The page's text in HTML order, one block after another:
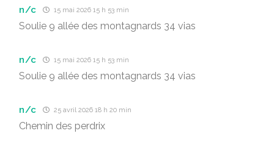
n/c 15 mai 2026 15 h 53 min
Soulie 9 allée des montagnards 34 vias
n/c 15 mai 2026 15 h 53 min
Soulie 9 allée des montagnards 34 vias
n/c 25 avril 2026 18 h 20 min
Chemin des perdrix